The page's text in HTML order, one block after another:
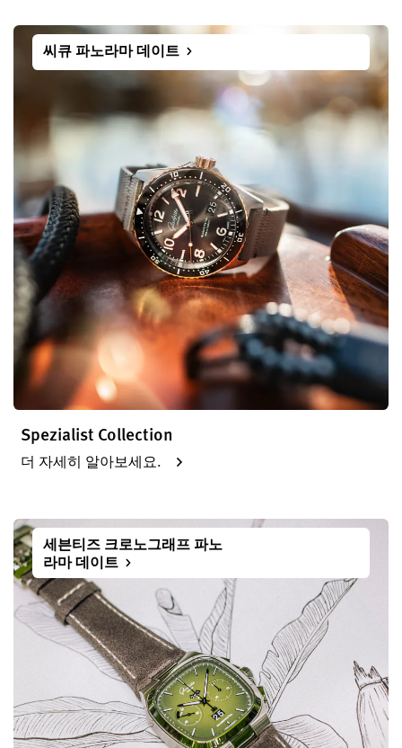
씨큐 파노라마 데이트
Spezialist Collection
더 자세히 알아보세요.
세븐티즈 크로노그래프 파노
라마 데이트